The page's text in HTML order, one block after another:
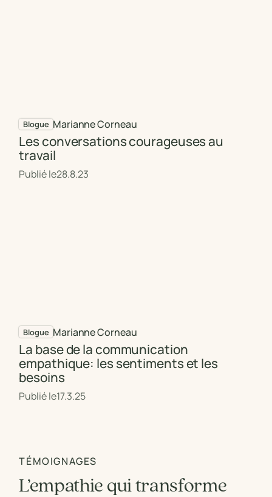
Blogue Marianne Corneau
Les conversations courageuses au
travail
Publié le28.8.23
Blogue Marianne Corneau
La base de la communication
empathique: les sentiments et les
besoins
Publié le17.3.25
TÉMOIGNAGES
L’empathie qui transforme